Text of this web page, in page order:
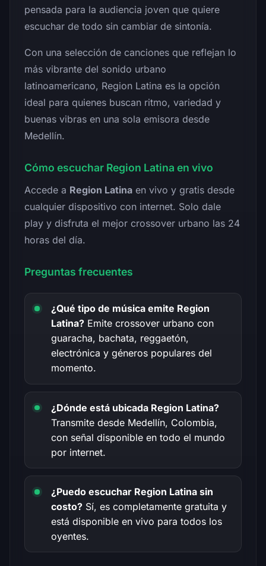
pensada para la audiencia joven que quiere
escuchar de todo sin cambiar de sintonía.
Con una selección de canciones que reflejan lo
más vibrante del sonido urbano
latinoamericano, Region Latina es la opción
ideal para quienes buscan ritmo, variedad y
buenas vibras en una sola emisora desde
Medellín.
Cómo escuchar Region Latina en vivo
Accede a Region Latina en vivo y gratis desde
cualquier dispositivo con internet. Solo dale
play y disfruta el mejor crossover urbano las 24
horas del día.
Preguntas frecuentes
¿Qué tipo de música emite Region
Latina? Emite crossover urbano con
guaracha, bachata, reggaetón,
electrónica y géneros populares del
momento.
¿Dónde está ubicada Region Latina?
Transmite desde Medellín, Colombia,
con señal disponible en todo el mundo
por internet.
¿Puedo escuchar Region Latina sin
costo? Sí, es completamente gratuita y
está disponible en vivo para todos los
oyentes.